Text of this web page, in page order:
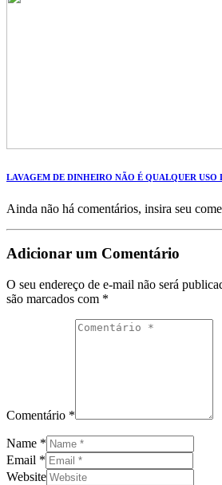
LAVAGEM DE DINHEIRO NÃO É QUALQUER
Ainda não há comentários, insira seu
Adicionar um Comentário
O seu endereço de e-mail não será
são marcados com *
Comentário *
Name *
Email *
Website